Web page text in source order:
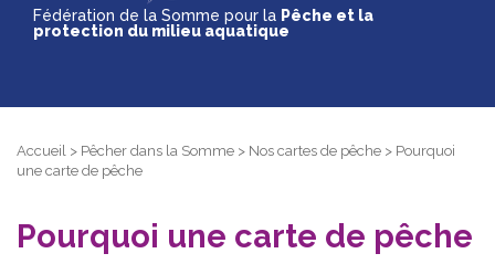
Fédération de la Somme pour la Pêche et la
protection du milieu aquatique
Accueil > Pêcher dans la Somme > Nos cartes de pêche > Pourquoi
une carte de pêche
Pourquoi une carte de pêche